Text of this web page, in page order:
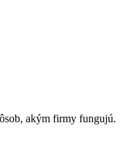
akým firmy fungujú.